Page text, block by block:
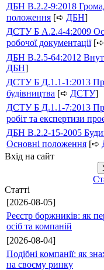
ДБН В.2.2-9:2018
положення [➪ ДБН]
ДСТУ Б А.2.4-4:2009
робочої документації[➪
ДБН В.2.5-64:2012
ДБН]
ДСТУ Б Д.1.1-1:2013
будівництва [➪ ДСТУ]
ДСТУ Б Д.1.1-7:2013
робіт та експертизи
ДБН В.2.2-15-2005
Основні положення [➪
Вхід на сайт
Статті
[2026-08-05]
Реєстр боржників: як
осіб та компаній
[2026-08-04]
Подібні компанії: як
на своєму ринку